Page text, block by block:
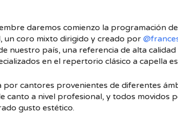
daremos comienzo la programación
un coro mixto dirigido y creado por
nuestro país, una referencia de alta
en el repertorio clásico a capella
cantores provenientes de diferentes
canto a nivel profesional, y todos movidos
gusto estético.